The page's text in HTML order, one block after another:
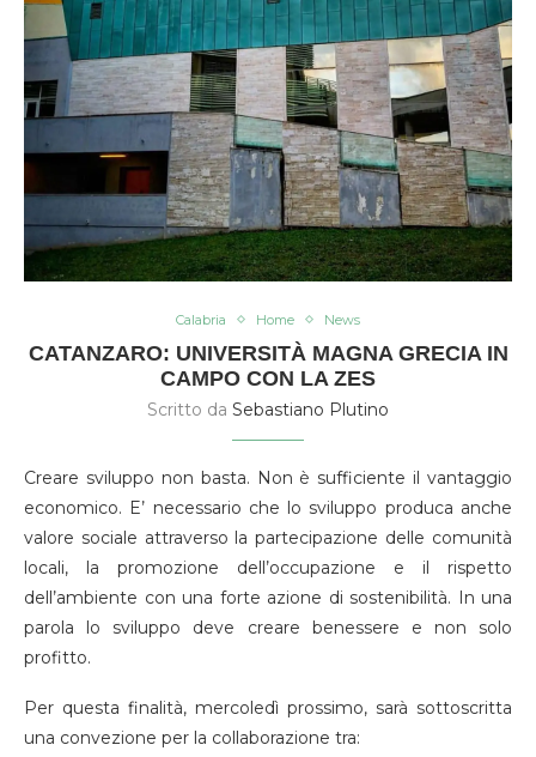
Calabria Home News
CATANZARO: UNIVERSITÀ MAGNA GRECIA IN
CAMPO CON LA ZES
Scritto da Sebastiano Plutino
Creare sviluppo non basta. Non è sufficiente il vantaggio
economico. E’ necessario che lo sviluppo produca anche
valore sociale attraverso la partecipazione delle comunità
locali, la promozione dell’occupazione e il rispetto
dell’ambiente con una forte azione di sostenibilità. In una
parola lo sviluppo deve creare benessere e non solo
profitto.
Per questa finalità, mercoledì prossimo, sarà sottoscritta
una convezione per la collaborazione tra: